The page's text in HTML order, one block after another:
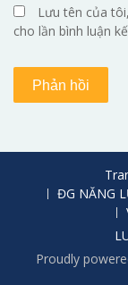
Lưu tên của
cho lần bình luận
ĐG NĂNG
Proudly